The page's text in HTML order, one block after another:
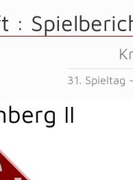
:
31. Spieltag
II